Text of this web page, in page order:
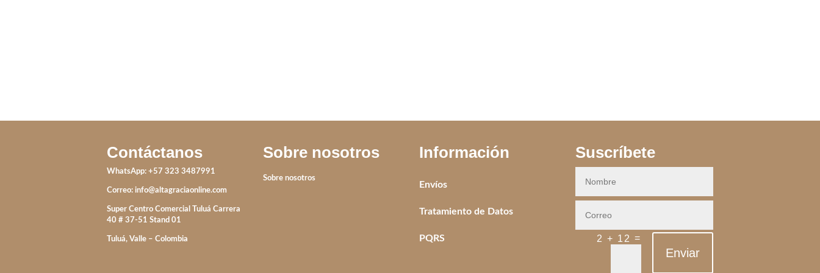
Contáctanos
WhatsApp: +57 323 3487991
Correo: info@altagraciaonline.com
Super Centro Comercial Tuluá Carrera
40 # 37-51 Stand 01
Tuluá, Valle – Colombia
Sobre nosotros
Sobre nosotros
Información
Envíos
Tratamiento de Datos
PQRS
Suscríbete
2 + 12 =
Enviar